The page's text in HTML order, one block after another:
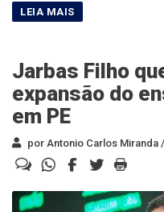
Jarbas Filho
expansão do
em PE
por Antonio Carlos Miranda